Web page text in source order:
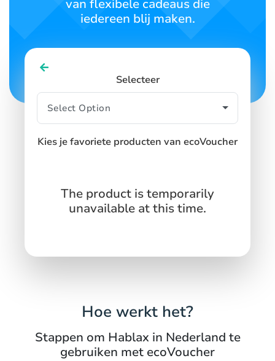
SIGN INSIGN UP
van flexibele cadeaus die
iedereen blij maken.
Selecteer
Kies je favoriete producten van ecoVoucher
The product is temporarily
unavailable at this time.
Hoe werkt het?
Stappen om Hablax in Nederland te
gebruiken met ecoVoucher